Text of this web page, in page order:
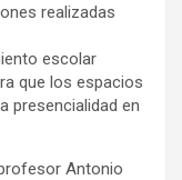
realizadas
escolar
que los espacios
presencialidad en
Antonio